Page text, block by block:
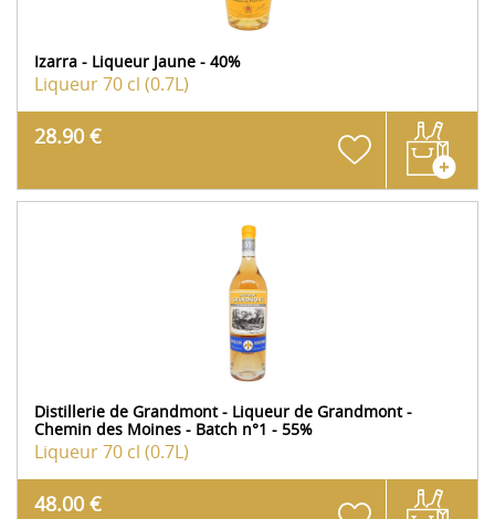
Izarra - Liqueur Jaune - 40%
Liqueur70 cl (0.7L)
28.90 €
Distillerie de Grandmont - Liqueur de Grandmont -
Chemin des Moines - Batch n°1 - 55%
Liqueur70 cl (0.7L)
48.00 €